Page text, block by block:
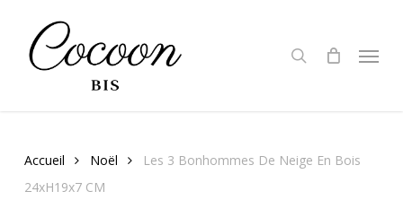
Menu
Accueil Noël
Les 3 Bonhommes De Neige En Bois
24xH19x7 CM